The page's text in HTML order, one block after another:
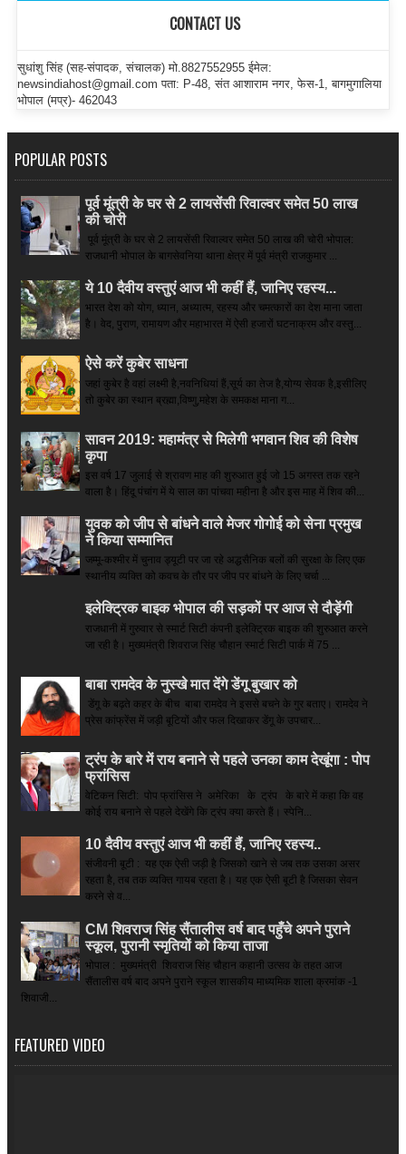
CONTACT US
सुधांशु सिंह (सह-संपादक, संचालक) मो.8827552955 ईमेल:
newsindiahost@gmail.com पता: P-48, संत आशाराम नगर, फेस-1, बागमुगालिया
भोपाल (मप्र)- 462043
POPULAR POSTS
पूर्व मूंत्री के घर से 2 लायसेंसी रिवाल्वर समेत 50 लाख
की चोरी
पूर्व मूंत्री के घर से 2 लायसेंसी रिवाल्वर समेत 50 लाख की चोरी भोपाल:
राजधानी भोपाल के बागसेवनिया थाना क्षेत्र में पूर्व मंत्री राजकुमार ...
ये 10 दैवीय वस्तुएं आज भी कहीं हैं, जानिए रहस्य...
भारत देश को योग, ध्यान, अध्यात्म, रहस्य और चमत्कारों का देश माना जाता
है। वेद, पुराण, रामायण और महाभारत में ऐसी हजारों घटनाक्रम और वस्तु...
ऐसे करें कुबेर साधना
जहां कुबेर है­ वहां लक्ष्मी है,नवनिधियां हैं,सूर्य का तेज है,योग्य सेवक है,इसीलिए
तो कुबेर का स्थान ब्रह्मा,विष्णु,महेश के समकक्ष माना ग...
सावन 2019: महामंत्र से मिलेगी भगवान शिव की विशेष
कृपा
इस वर्ष 17 जुलाई से श्रावण माह की शुरुआत हुई जो 15 अगस्त तक रहने
वाला है। हिंदू पंचांग में ये साल का पांचवा महीना है और इस माह में शिव की...
युवक को जीप से बांधने वाले मेजर गोगोई को सेना प्रमुख
ने किया सम्‍मानित
जम्मू-कश्मीर में चुनाव ड्यूटी पर जा रहे अद्धसैनिक बलों की सुरक्षा के लिए एक
स्थानीय व्यक्ति को कवच के तौर पर जीप पर बांधने के लिए चर्चा ...
इलेक्ट्रिक बाइक भोपाल की सड़कों पर आज से दौड़ेंगी
राजधानी में गुरुवार से स्मार्ट सिटी कंपनी इलेक्ट्रिक बाइक की शुरुआत करने
जा रही है। मुख्यमंत्री शिवराज सिंह चौहान स्मार्ट सिटी पार्क में 75 ...
बाबा रामदेव के नुस्खे मात देंगे डेंगू बुखार को
डेंगू के बढ़ते कहर के बीच बाबा रामदेव ने इससे बचने के गुर बताए। रामदेव ने
प्रेस कांफ्रेंस में जड़ी बूटियों और फल दिखाकर डेंगू के उपचार...
ट्रंप के बारे में राय बनाने से पहले उनका काम देखूंगा : पोप
फ्रांसिस
वेटिकन सिटी: पोप फ्रांसिस ने अमेरिका के ट्रंप के बारे में कहा कि वह
कोई राय बनाने से पहले देखेंगे कि ट्रंप क्या करते हैं। स्पेनि...
10 दैवीय वस्तुएं आज भी कहीं हैं, जानिए रहस्य..
संजीवनी बूटी : यह एक ऐसी जड़ी है जिसको खाने से जब तक उसका असर
रहता है, तब तक व्यक्ति गायब रहता है। यह एक ऐसी बूटी है जिसका सेवन
करने से व...
CM शिवराज सिंह सैंतालीस वर्ष बाद पहुँचे अपने पुराने
स्कूल, पुरानी स्मृतियों को किया ताजा
भोपाल : मुख्यमंत्री शिवराज सिंह चौहान कहानी उत्सव के तहत आज
सैंतालीस वर्ष बाद अपने पुराने स्कूल शासकीय माध्यमिक शाला क्रमांक -1
शिवाजी...
FEATURED VIDEO